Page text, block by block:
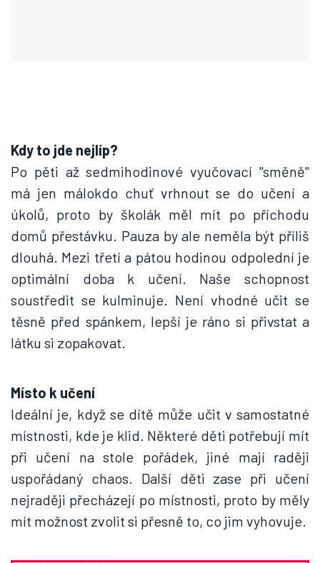
Kdy to jde nejlíp?
Po pěti až sedmihodinové vyučovací "směně"
má jen málokdo chuť vrhnout se do učení a
úkolů, proto by školák měl mít po příchodu
domů přestávku. Pauza by ale neměla být příliš
dlouhá. Mezi třetí a pátou hodinou odpolední je
optimální doba k učení. Naše schopnost
soustředit se kulminuje. Není vhodné učit se
těsně před spánkem, lepší je ráno si přivstat a
látku si zopakovat.
Místo k učení
Ideální je, když se dítě může učit v samostatné
místnosti, kde je klid. Některé děti potřebují mít
při učení na stole pořádek, jiné mají raději
uspořádaný chaos. Další děti zase při učení
nejraději přecházejí po místnosti, proto by měly
mít možnost zvolit si přesně to, co jim vyhovuje.